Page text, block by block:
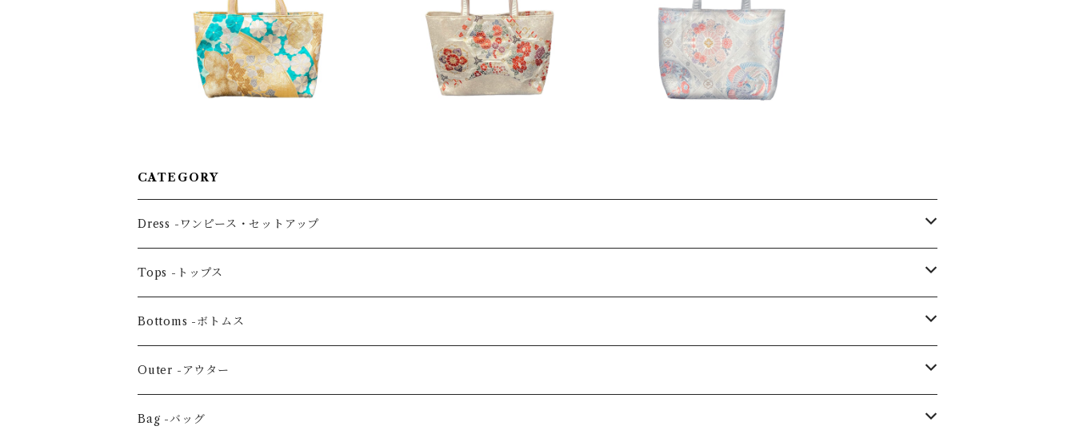
トートバッグ横型大[金色桐模様と青
緑色花柄]
¥26,800
トートバッグ横型大[金色引箔亀甲に
梅と牡丹]
¥28,900
トートバッグ横型大[青銀に桃色の鳳
凰・花丸紋]
¥26,800
CATEGORY
Dress -ワンピース・セットアップ
One piece -ワンピースドレス
Ensemble -セットアップ
Tops -トップス
Blouse -ブラウス
Tunic -チュニック
Others -その他
Bottoms -ボトムス
Skirt -スカート
Pants -パンツ
Outer -アウター
Coat -コート
Bag -バッグ